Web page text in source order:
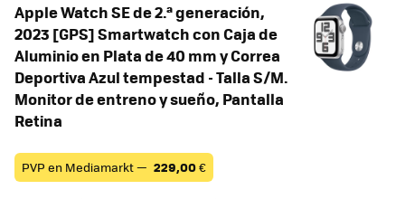
Apple Watch SE de 2.ª generación,
2023 [GPS] Smartwatch con Caja de
Aluminio en Plata de 40 mm y Correa
Deportiva Azul tempestad - Talla S/M.
Monitor de entreno y sueño, Pantalla
Retina
PVP en Mediamarkt — 229,00€